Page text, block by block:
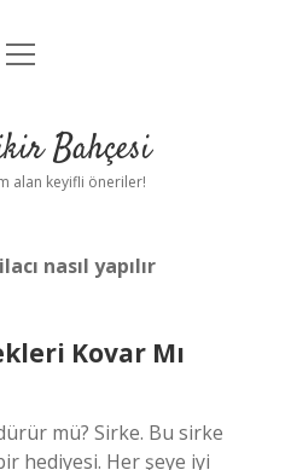
Uyarı
menüyü
Bahçesi
alan keyifli öneriler!
nasıl yapılır
Kovar Mı
mü? Sirke. Bu sirke
hediyesi. Her şeye iyi